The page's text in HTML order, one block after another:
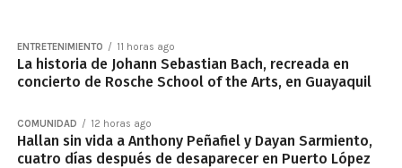
ENTRETENIMIENTO 11 horas ago
La historia de Johann Sebastian Bach, recreada en
concierto de Rosche School of the Arts, en Guayaquil
COMUNIDAD 12 horas ago
Hallan sin vida a Anthony Peñafiel y Dayan Sarmiento,
cuatro días después de desaparecer en Puerto López